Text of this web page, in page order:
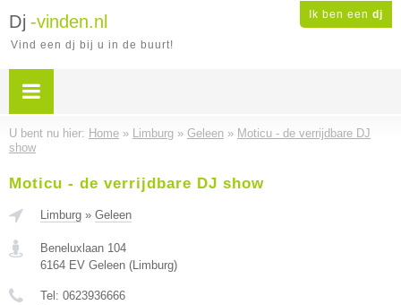
Ik ben een dj
Dj -vinden.nl
Vind een dj bij u in de buurt!
U bent nu hier: Home » Limburg » Geleen » Moticu - de verrijdbare DJ
show
Moticu - de verrijdbare DJ show
Limburg » Geleen
Beneluxlaan 104
6164 EV Geleen (Limburg)
Tel: 0623936666